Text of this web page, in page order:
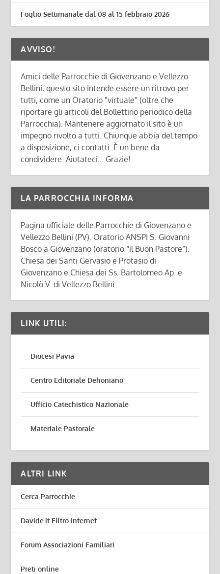
Foglio Settimanale dal 08 al 15 febbraio 2026
AVVISO!
Amici delle Parrocchie di Giovenzano e Vellezzo
Bellini, questo sito intende essere un ritrovo per
tutti, come un Oratorio "virtuale" (oltre che
riportare gli articoli del Bollettino periodico della
Parrocchia). Mantenere aggiornato il sito è un
impegno rivolto a tutti. Chiunque abbia del tempo
a disposizione, ci contatti. È un bene da
condividere. Aiutateci... Grazie!
LA PARROCCHIA INFORMA
Pagina ufficiale delle Parrocchie di Giovenzano e
Vellezzo Bellini (PV). Oratorio ANSPI S. Giovanni
Bosco a Giovenzano (oratorio “il Buon Pastore”).
Chiesa dei Santi Gervasio e Protasio di
Giovenzano e Chiesa dei Ss. Bartolomeo Ap. e
Nicolò V. di Vellezzo Bellini.
LINK UTILI:
Diocesi Pavia
Centro Editoriale Dehoniano
Ufficio Catechistico Nazionale
Materiale Pastorale
ALTRI LINK
Cerca Parrocchie
Davide.it Filtro Internet
Forum Associazioni Familiari
Preti online